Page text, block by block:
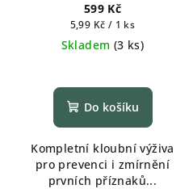
599 Kč
Měrná
cena:
5,99 Kč / 1 ks
Skladem (3 ks)
Do košíku
Kompletní kloubní výživa
pro prevenci i zmírnění
prvních příznaků...